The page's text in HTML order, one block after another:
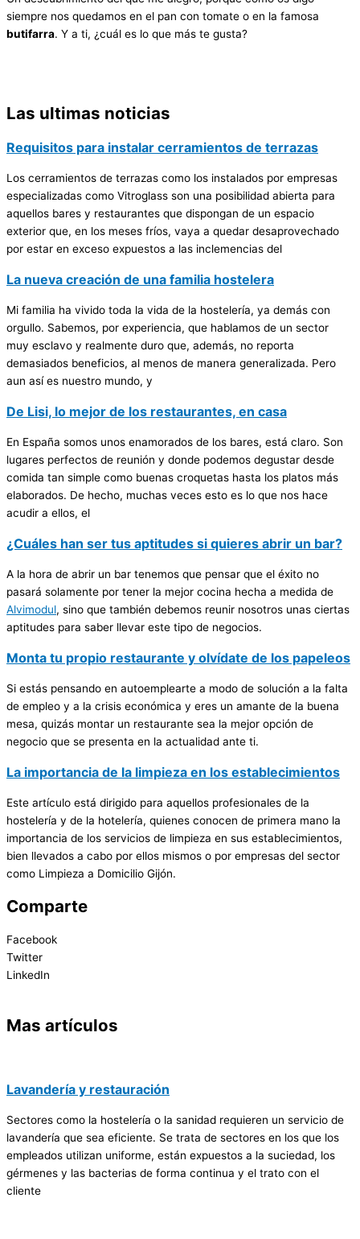
siempre nos quedamos en el pan con tomate o en la famosa
butifarra. Y a ti, ¿cuál es lo que más te gusta?
Las ultimas noticias
Requisitos para instalar cerramientos de terrazas
Los cerramientos de terrazas como los instalados por empresas
especializadas como Vitroglass son una posibilidad abierta para
aquellos bares y restaurantes que dispongan de un espacio
exterior que, en los meses fríos, vaya a quedar desaprovechado
por estar en exceso expuestos a las inclemencias del
La nueva creación de una familia hostelera
Mi familia ha vivido toda la vida de la hostelería, ya demás con
orgullo. Sabemos, por experiencia, que hablamos de un sector
muy esclavo y realmente duro que, además, no reporta
demasiados beneficios, al menos de manera generalizada. Pero
aun así es nuestro mundo, y
De Lisi, lo mejor de los restaurantes, en casa
En España somos unos enamorados de los bares, está claro. Son
lugares perfectos de reunión y donde podemos degustar desde
comida tan simple como buenas croquetas hasta los platos más
elaborados. De hecho, muchas veces esto es lo que nos hace
acudir a ellos, el
¿Cuáles han ser tus aptitudes si quieres abrir un bar?
A la hora de abrir un bar tenemos que pensar que el éxito no
pasará solamente por tener la mejor cocina hecha a medida de
Alvimodul, sino que también debemos reunir nosotros unas ciertas
aptitudes para saber llevar este tipo de negocios.
Monta tu propio restaurante y olvídate de los papeleos
Si estás pensando en autoemplearte a modo de solución a la falta
de empleo y a la crisis económica y eres un amante de la buena
mesa, quizás montar un restaurante sea la mejor opción de
negocio que se presenta en la actualidad ante ti.
La importancia de la limpieza en los establecimientos
Este artículo está dirigido para aquellos profesionales de la
hostelería y de la hotelería, quienes conocen de primera mano la
importancia de los servicios de limpieza en sus establecimientos,
bien llevados a cabo por ellos mismos o por empresas del sector
como Limpieza a Domicilio Gijón.
Comparte
Facebook
Twitter
LinkedIn
Mas artículos
Lavandería y restauración
Sectores como la hostelería o la sanidad requieren un servicio de
lavandería que sea eficiente. Se trata de sectores en los que los
empleados utilizan uniforme, están expuestos a la suciedad, los
gérmenes y las bacterias de forma continua y el trato con el
cliente